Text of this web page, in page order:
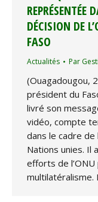
REPRÉSENTÉE
DÉCISION DE
FASO
Actualités Par
(Ouagadougou,
président du
livré son
vidéo, compte
dans le cadre
Nations unies. Il
efforts de
multilatéralisme.